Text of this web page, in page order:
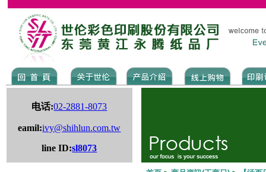
电话:02-2881-8073
eamil:ivy@shihlun.com.tw
line ID:sl8073